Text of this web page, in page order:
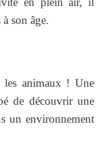
son âge.
les animaux ! Une
de découvrir une
un environnement